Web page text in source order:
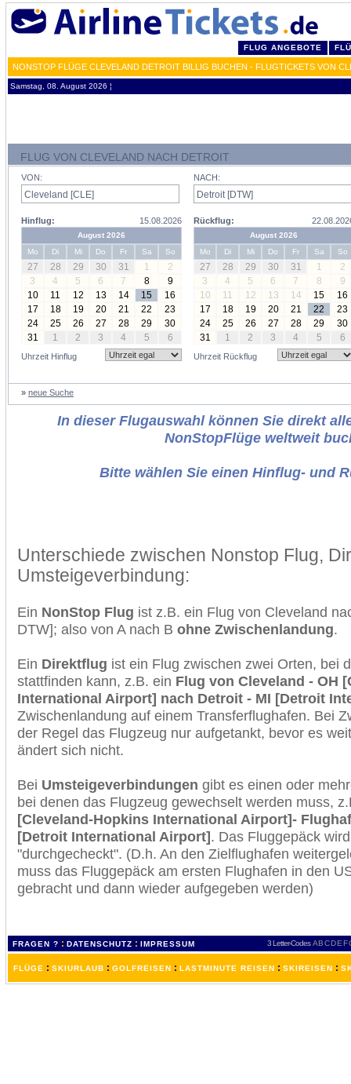
FLUG ANGEBOTE
NONSTOP FLÜGE CLEVELAND DETROIT BILLIG BUCHEN - FLUGTICKETS VON
Samstag, 08. August 2026 ¦
FLUG VON CLEVELAND NACH DETROIT
VON:
Hinflug: 15.08.2026
August 2026
Mo
Di Mi Do Fr Sa So
27 28 29 30 31 1
2
3
4 5 6 7 8
9
10
11 12 13 14 15
16
17
18 19 20 21 22
23
24
25 26 27 28 29
30
31
1 2 3 4 5 6
Uhrzeit Hinflug
NACH:
Rückflug:
August 2026
Mo
Di Mi Do Fr Sa So
27 28 29 30 31 1
2
3
4 5 6 7 8
9
10
11 12 13 14 15
16
17
18 19 20 21 22
23
24
25 26 27 28 29
30
31
1 2 3 4 5 6
Uhrzeit Rückflug
» neue Suche
In dieser Flugauswahl können Sie direkt
NonStopFlüge weltweit
Bitte wählen Sie einen Hinflug- und
Unterschiede zwischen Nonstop Flug,
Umsteigeverbindung:
Ein NonStop Flug ist z.B. ein Flug von Cleveland
DTW]; also von A nach B ohne Zwischenlandung.
Ein Direktflug ist ein Flug zwischen zwei Orten, bei
stattfinden kann, z.B. ein Flug von Cleveland - OH
International Airport] nach Detroit - MI [Detroit
Zwischenlandung auf einem Transferflughafen. Bei
der Regel das Flugzeug nur aufgetankt, bevor es
ändert sich nicht.
Bei Umsteigeverbindungen gibt es einen oder
bei denen das Flugzeug gewechselt werden muss,
[Cleveland-Hopkins International Airport]-
[Detroit International Airport]. Das Fluggepäck
"durchgecheckt". (D.h. An den Zielflughafen
muss das Fluggepäck am ersten Flughafen in den
gebracht und dann wieder aufgegeben werden)
FRAGEN ? : DATENSCHUTZ : IMPRESSUM 3 Letter-Codes ABCDEF
FLÜGE : SKIURLAUB : GOLFREISEN : LASTMINUTE REISEN : SKIREISEN :